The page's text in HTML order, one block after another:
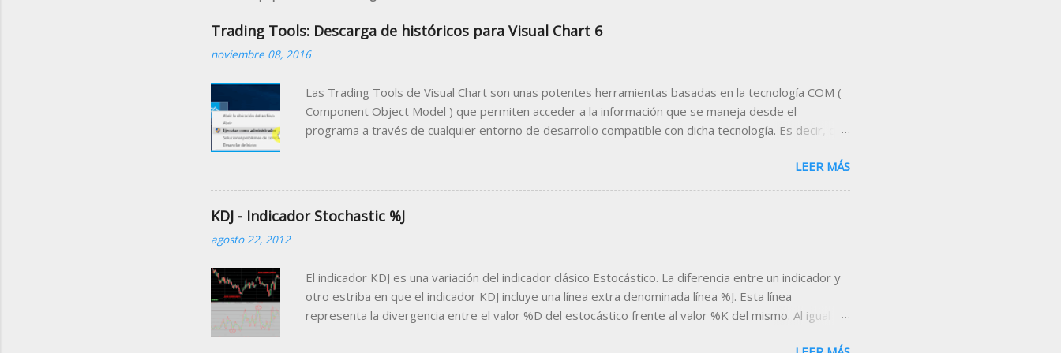
Trading Tools: Descarga de históricos para Visual Chart 6
noviembre 08, 2016
Las Trading Tools de Visual Chart son unas potentes herramientas basadas en la tecnología COM (
Component Object Model ) que permiten acceder a la información que se maneja desde el
programa a través de cualquier entorno de desarrollo compatible con dicha tecnología. Es decir, que
pudiendo trabajar desde el programa cliente con los datos bursátiles que proporciona Visual Chart .
El ejemplo más común de programa cliente compatible con esta tecnología es Microsoft Excel . A
manipular desde la famosa hoja de cálculo datos como precios en tiempo real, indicadores,
siguiente enlace: Ejemplo Descarga H...
LEER MÁS
KDJ - Indicador Stochastic %J
agosto 22, 2012
El indicador KDJ es una variación del indicador clásico Estocástico. La diferencia entre un indicador y
otro estriba en que el indicador KDJ incluye una línea extra denominada línea %J. Esta línea
representa la divergencia entre el valor %D del estocástico frente al valor %K del mismo. Al igual